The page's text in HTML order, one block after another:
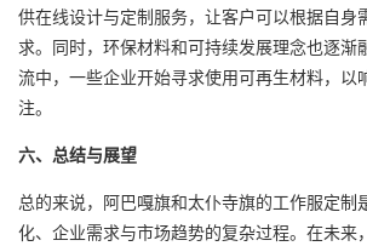
供在线设计与定制服务，让客户可以根据自身
求。同时，环保材料和可持续发展理念也逐渐
流中，一些企业开始寻求使用可再生材料，以
注。
六、总结与展望
总的来说，阿巴嘎旗和太仆寺旗的工作服定制
化、企业需求与市场趋势的复杂过程。在未来